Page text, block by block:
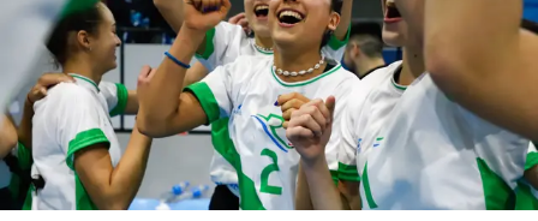
Compras y licitaciones
Consulta de expedientes
Consulta de pago a proveedores
Convocatorias
Intranet
Login